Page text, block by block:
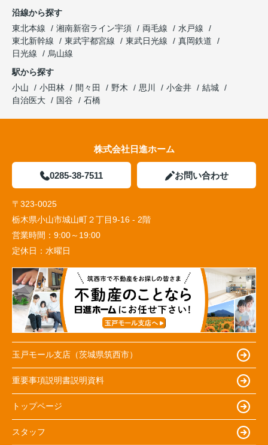
沿線から探す
東北本線
湘南新宿ライン宇須 両毛線
水戸線
東北新幹線
東武宇都宮線 東武日光線
真岡鉄道
日光線
烏山線
駅から探す
小山
小田林 間々田 野木 思川 小金井
結城
自治医大
国谷 石橋
株式会社日進ホーム
0285-38-7511 お問い合わせ
〒323-0025
栃木県小山市城山町２丁目9-16 - 2階
営業時間： 9:00～19:00
定休日： 水曜日
玉戸モール支店（茨城県筑西市）
重要事項説明書説明資料
トップページ
スタッフ